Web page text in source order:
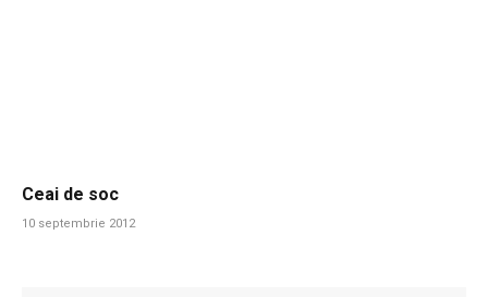
Ceai de soc
10 septembrie 2012